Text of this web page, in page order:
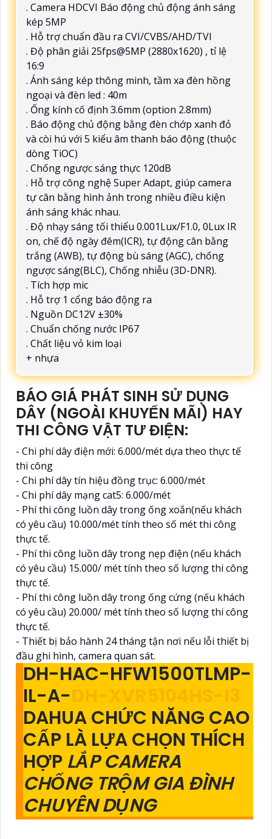
. Camera HDCVI Báo động chủ động ánh sáng
kép 5MP
. Hỗ trợ chuẩn đầu ra CVI/CVBS/AHD/TVI
. Độ phân giải 25fps@5MP (2880x1620) , tỉ lệ
16:9
. Ánh sáng kép thông minh, tầm xa đèn hồng
ngoại và đèn led : 40m
. Ống kính cố định 3.6mm (option 2.8mm)
. Báo động chủ động bằng đèn chớp xanh đỏ
và còi hú với 5 kiểu âm thanh báo động (thuộc
dòng TiOC)
. Chống ngược sáng thực 120dB
. Hỗ trợ công nghệ Super Adapt, giúp camera
tự cân bằng hình ảnh trong nhiều điều kiện
ánh sáng khác nhau.
. Độ nhạy sáng tối thiểu 0.001Lux/F1.0, 0Lux IR
on, chế độ ngày đêm(ICR), tự động cân bằng
trắng (AWB), tự động bù sáng (AGC), chống
ngược sáng(BLC), Chống nhiễu (3D-DNR).
. Tích hợp mic
. Hỗ trợ 1 cổng báo động ra
. Nguồn DC12V ±30%
. Chuẩn chống nước IP67
. Chất liệu vỏ kim loại
+ nhựa
BÁO GIÁ PHÁT SINH SỬ DỤNG
DÂY (NGOÀI KHUYẾN MÃI) HAY
THI CÔNG VẬT TƯ ĐIỆN:
- Chi phí dây điện mới: 6.000/mét dựa theo thực tế
thi công
- Chi phí dây tín hiệu đồng trục: 6.000/mét
- Chi phí dây mạng cat5: 6.000/mét
- Phí thi công luồn dây trong ống xoắn(nếu khách
có yêu cầu) 10.000/mét tính theo số mét thi công
thực tế.
- Phí thi công luồn dây trong nẹp điện (nếu khách
có yêu cầu) 15.000/ mét tính theo số lượng thi công
thực tế.
- Phí thi công luồn dây trong ống cứng (nếu khách
có yêu cầu) 20.000/ mét tính theo số lượng thi công
thực tế.
- Thiết bị bảo hành 24 tháng tận nơi nếu lỗi thiết bị
đầu ghi hình, camera quan sát.
DH-HAC-HFW1500TLMP-
IL-A-
DAHUA CHỨC NĂNG CAO
CẤP LÀ LỰA CHỌN THÍCH
HỢP LẮP CAMERA
CHỐNG TRỘM GIA ĐÌNH
CHUYÊN DỤNG